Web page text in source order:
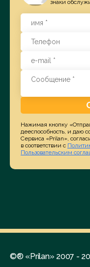
знаки
Нажимая кнопку
дееспособность, и даю
Сервиса «Prilan»,
в соответствии с
Пользовательским
©® «Prilan» 2007 -